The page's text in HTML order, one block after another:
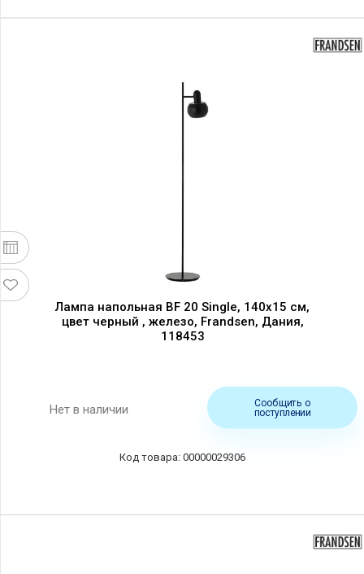
Лампа напольная BF 20 Single, 140х15 см,
цвет черный , железо, Frandsen, Дания,
118453
Нет в наличии
Сообщить о
поступлении
00000029306